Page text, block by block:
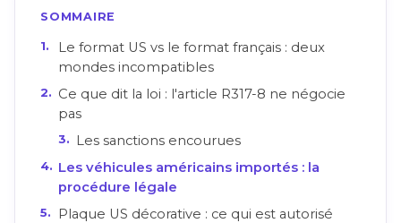
SOMMAIRE
Le format US vs le format français : deux
mondes incompatibles
Ce que dit la loi : l'article R317-8 ne négocie
pas
Les sanctions encourues
Les véhicules américains importés : la
procédure légale
Plaque US décorative : ce qui est autorisé